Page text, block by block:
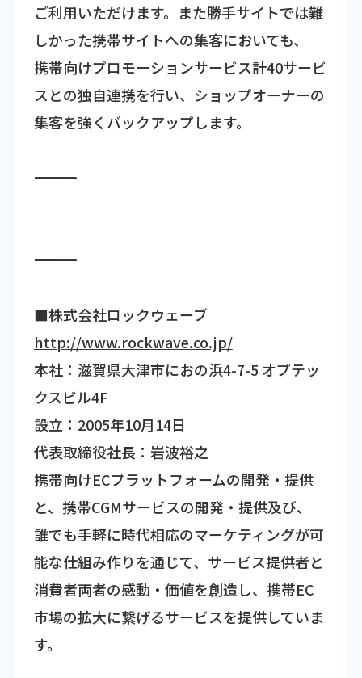
ご利用いただけます。また勝手サイトでは難
しかった携帯サイトへの集客においても、
携帯向けプロモーションサービス計40サービ
スとの独自連携を行い、ショップオーナーの
集客を強くバックアップします。
―――――――――――――――――――――――――――――――――――
―――――――――――――――――――――――――――――――――――
■株式会社ロックウェーブ
http://www.rockwave.co.jp/
本社：滋賀県大津市におの浜4-7-5 オプテッ
クスビル4F
設立：2005年10月14日
代表取締役社長：岩波裕之
携帯向けECプラットフォームの開発・提供
と、携帯CGMサービスの開発・提供及び、
誰でも手軽に時代相応のマーケティングが可
能な仕組み作りを通じて、サービス提供者と
消費者両者の感動・価値を創造し、携帯EC
市場の拡大に繋げるサービスを提供していま
す。